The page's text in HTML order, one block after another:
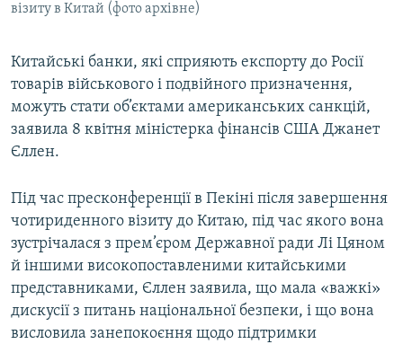
КТАТ
Усі сайти RFE/RL
візиту в Китай (фото архівне)
Китайські банки, які сприяють експорту до Росії
товарів військового і подвійного призначення,
можуть стати об’єктами американських санкцій,
заявила 8 квітня міністерка фінансів США Джанет
Єллен.
Під час пресконференції в Пекіні після завершення
чотириденного візиту до Китаю, під час якого вона
зустрічалася з прем’єром Державної ради Лі Цяном
й іншими високопоставленими китайськими
представниками, Єллен заявила, що мала «важкі»
дискусії з питань національної безпеки, і що вона
висловила занепокоєння щодо підтримки